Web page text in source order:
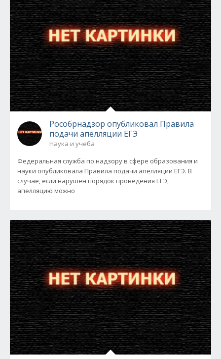
Рособрнадзор опубликовал Правила
подачи апелляции ЕГЭ
Наука и учеба
Федеральная служба по надзору в сфере образования и
науки опубликовала Правила подачи апелляции ЕГЭ. В
случае, если нарушен порядок проведения ЕГЭ,
апелляцию можно